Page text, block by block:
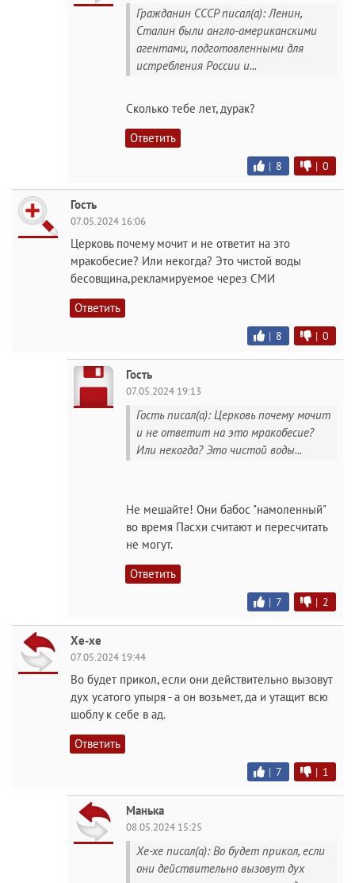
Гражданин СССР писал(а): Ленин,
Сталин были англо-американскими
агентами, подготовленными для
истребления России и...
Сколько тебе лет, дурак?
Ответить
| 8 | 0
Гость
07.05.2024 16:06
Церковь почему мочит и не ответит на это
мракобесие? Или некогда? Это чистой воды
бесовщина,рекламируемое через СМИ
Ответить
| 8 | 0
Гость
07.05.2024 19:13
Гость писал(а): Церковь почему мочит
и не ответит на это мракобесие?
Или некогда? Это чистой воды...
Не мешайте! Они бабос "намоленный"
во время Пасхи считают и пересчитать
не могут.
Ответить
| 7 | 2
Хе-хе
07.05.2024 19:44
Во будет прикол, если они действительно вызовут
дух усатого упыря - а он возьмет, да и утащит всю
шоблу к себе в ад.
Ответить
| 7 | 1
Манька
08.05.2024 15:25
Хе-хе писал(а): Во будет прикол, если
они действительно вызовут дух